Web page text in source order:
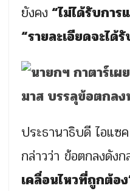
ยังคง “ไม่ได้รับการ
“รายละเอียดจะได้
ประธานาธิบดี ไอแซ
กล่าวว่า ข้อตกลงดังก
เคลื่อนไหวที่ถูกต้อ